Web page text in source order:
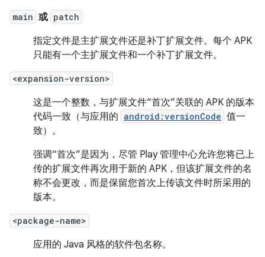
main 或 patch
指定文件是主扩展文件还是补丁扩展文件。每个 APK
只能有一个主扩展文件和一个补丁扩展文件。
<expansion-version>
这是一个整数，与扩展文件“首次”关联的 APK 的版本
代码一致（与应用的 android:versionCode 值一
致）。
强调“首次”是因为，尽管 Play 管理中心允许您将已上
传的扩展文件再次用于新的 APK，但该扩展文件的名
称不会更改，而是保留您首次上传该文件时所采用的
版本。
<package-name>
应用的 Java 风格的软件包名称。